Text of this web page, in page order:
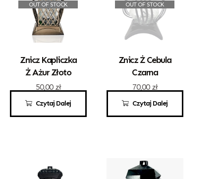
OUT OF STOCK
Czytaj Dalej
Znicz Kapliczka
Ż Ażur Złoto
50,00 zł
OUT OF STOCK
Czytaj Dalej
Znicz Ż Cebula
Czarna
70,00 zł